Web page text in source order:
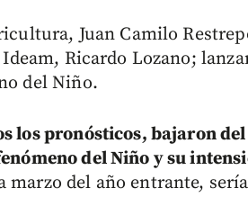
Juan Camilo
Ricardo Lozano;
del Niño.
los pronósticos, bajaron
del Niño y su
del año entrante,